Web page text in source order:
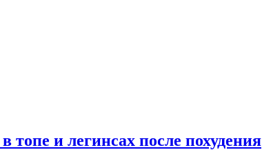
топе и легинсах после похудения